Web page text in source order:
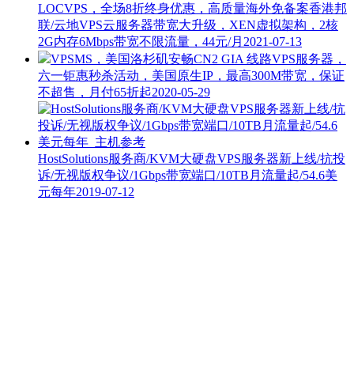
LOCVPS，全场8折终身优惠，高质量海外免备案香港邦
联/云地VPS云服务器带宽大升级，XEN虚拟架构，2核
2G内存6Mbps带宽不限流量，44元/月 2021-07-13
VPSMS，美国洛杉矶安畅CN2 GIA 线路VPS服务器，
六一钜惠秒杀活动，美国原生IP，最高300M带宽，保证
不超售，月付65折起2020-05-29
HostSolutions服务商/KVM大硬盘VPS服务器新上线/抗投
诉/无视版权争议/1Gbps带宽端口/10TB月流量起/54.6美
元每年2019-07-12